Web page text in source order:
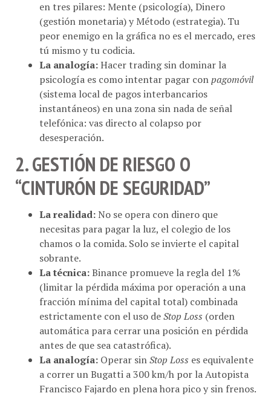
(gestión monetaria) y Método (estrategia). Tu
peor enemigo en la gráfica no es el mercado, eres
tú mismo y tu codicia.
La analogía:Hacer trading sin dominar la
psicología es como intentar pagar conpagomóvil
(sistema local de pagos interbancarios
instantáneos) en una zona sin nada de señal
telefónica: vas directo al colapso por
desesperación.
2. GESTIÓN DE RIESGO O
“CINTURÓN DE SEGURIDAD”
necesitas para pagar la luz, el colegio de los
chamos o la comida. Solo se invierte el capital
sobrante.
La técnica:
(limitar la pérdida máxima por operación a una
fracción mínima del capital total) combinada
estrictamente con el uso de Stop Loss(orden
automática para cerrar una posición en pérdida
antes de que sea catastrófica).
La analogía:Operar sinStop Loss
a correr un Bugatti a 300 km/h por la Autopista
Francisco Fajardo en plena hora pico y sin frenos.
El choque financiero es inevitable.